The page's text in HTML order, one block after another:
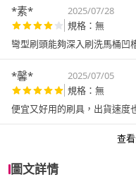
*素* 2025/07/28
規格：無
彎型刷頭能夠深入刷洗馬桶凹
*馨* 2025/07/05
規格：無
便宜又好用的刷具，出貨速度
查
圖文詳情